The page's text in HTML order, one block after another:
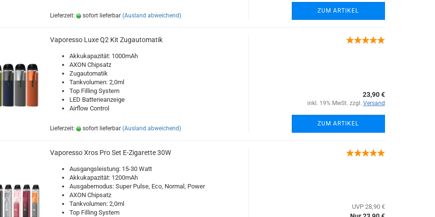
Lieferzeit: sofort lieferbar (Ausland abweichend)
ZUM ARTIKEL
Vaporesso Luxe Q2 Kit Zugautomatik
Akkukapazität: 1000mAh
AXON Chipsatz
Zugautomatik
Tankvolumen: 2,0ml
Top Filling System
LED Batterieanzeige
Airflow Control
Lieferzeit: sofort lieferbar (Ausland abweichend)
23,90 €
inkl. 19% MwSt. zzgl. Versand
ZUM ARTIKEL
Vaporesso Xros Pro Set E-Zigarette 30W
Ausgangsleistung: 15-30 Watt
Akkukapazität: 1200mAh
Ausgabemodus: Super Pulse, Eco, Normal, Power
AXON Chipsatz
Tankvolumen: 2,0ml
Top Filling System
UVP 28,90 €